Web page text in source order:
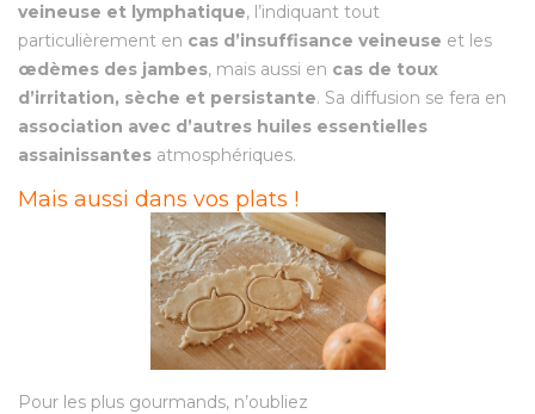
veineuse et lymphatique, l’indiquant tout
particulièrement en cas d’insuffisance veineuse et les
œdèmes des jambes, mais aussi en cas de toux
d’irritation, sèche et persistante. Sa diffusion se fera en
association avec d’autres huiles essentielles
assainissantes atmosphériques.
Mais aussi dans vos plats !
Pour les plus gourmands, n’oubliez